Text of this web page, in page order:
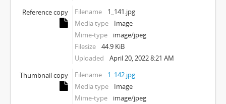
Reference copy
Filename
1_141.jpg
Media type
Image
Mime-type
image/jpeg
Filesize
44.9 KiB
Uploaded
April 20, 2022 8:21 AM
Thumbnail copy
Filename
1_142.jpg
Media type
Image
Mime-type
image/jpeg